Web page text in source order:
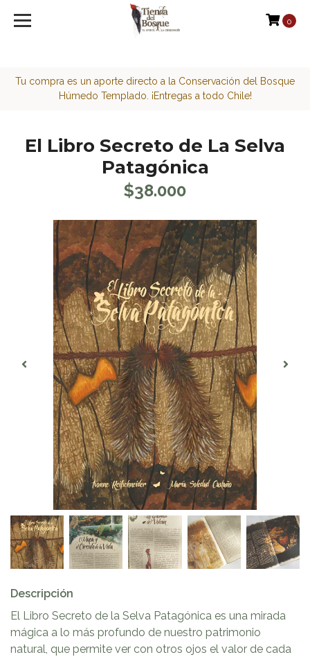
<script>function loadScript(a){var
Tu compra es un aporte directo a la Conservación del Bosque
Húmedo Templado. ¡Entregas a todo Chile!
0
El Libro Secreto de La Selva
Patagónica
$38.000
Descripción
El Libro Secreto de la Selva Patagónica es una mirada
mágica a lo más profundo de nuestro patrimonio
natural, que permite ver con otros ojos el valor de cada